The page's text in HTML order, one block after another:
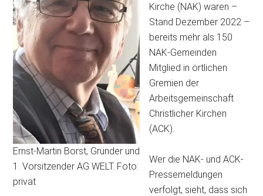
Ernst-Martin Borst, Gründer und
1. Vorsitzender AG WELT. Foto:
privat
Kirche (NAK) waren –
Stand Dezember 2022 –
bereits mehr als 150
NAK-Gemeinden
Mitglied in örtlichen
Gremien der
Arbeitsgemeinschaft
Christlicher Kirchen
(ACK).
Wer die NAK- und ACK-
Pressemeldungen
verfolgt, sieht, dass sich